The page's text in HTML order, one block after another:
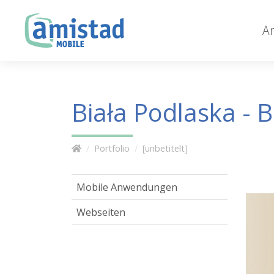
Biała Podlaska -
Portfolio [unbetitelt]
Mobile Anwendungen
Webseiten